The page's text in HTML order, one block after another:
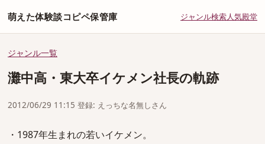
萌えた体験談コピペ保管庫 ジャンル検索人気殿堂
ジャンル一覧
灘中高・東大卒イケメン社長の軌跡
2012/06/29 11:15 登録: えっちな名無しさん
・1987年生まれの若いイケメン。